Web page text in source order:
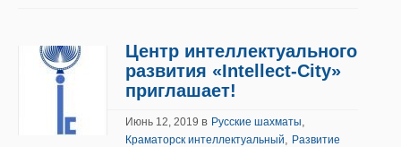
Центр интеллектуального
развития «Intellect-City»
приглашает!
Июнь 12, 2019 в Русские шахматы,
Краматорск интеллектуальный, Развитие